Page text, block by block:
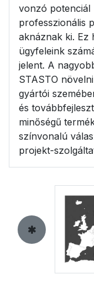
vonzó potenciál
professzionális
aknáznak ki. Ez
ügyfeleink
jelent. A
STASTO
gyártói
és
minőségű
színvonalú
projekt-